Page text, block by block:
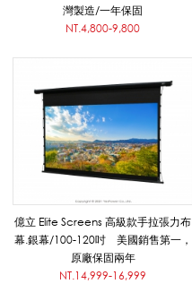
列
悅
灣製造/一年保固
NT.4,800-9,800
億立 Elite Screens 高級款手拉張力布
幕.銀幕/100-120吋 美國銷售第一，
原廠保固兩年
NT.14,999-16,999